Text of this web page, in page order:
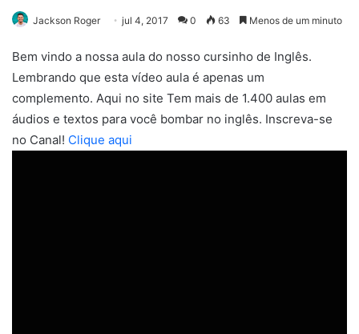
Jackson Roger jul 4, 2017 0 63 Menos de um minuto
Bem vindo a nossa aula do nosso cursinho de Inglês.
Lembrando que esta vídeo aula é apenas um
complemento. Aqui no site Tem mais de 1.400 aulas em
áudios e textos para você bombar no inglês. Inscreva-se
no Canal! Clique aqui